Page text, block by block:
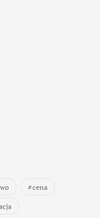
cena